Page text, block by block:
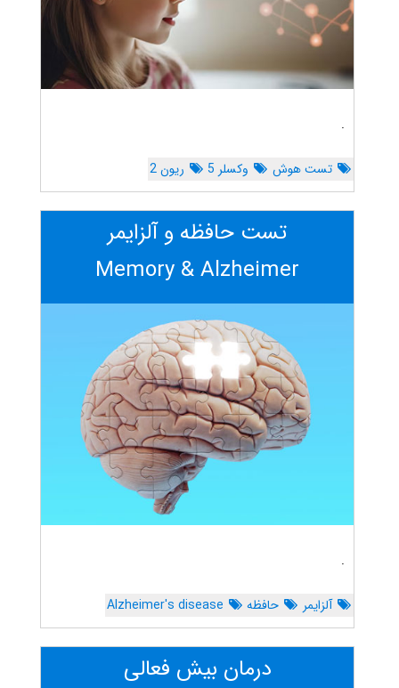
.
تست هوش وکسلر 5 ریون 2
تست حافظه و آلزایمر
Memory & Alzheimer
.
آلزایمر حافظه Alzheimer's disease
درمان بیش فعالی